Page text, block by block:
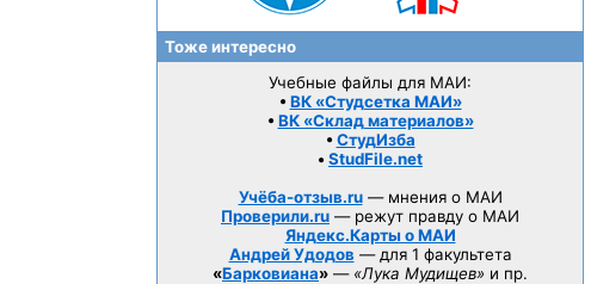
Тоже интересно
Учебные файлы для МАИ:
• ВК «Студсетка МАИ»
• ВК «Склад материалов»
• СтудИзба
• StudFile.net
Учёба-отзыв.ru— мнения о МАИ
Проверили.ru — режут правду о МАИ
Яндекс.Карты о МАИ
Андрей Удодов — для 1 факультета
«Барковиана» — «Лука Мудищев» и пр.